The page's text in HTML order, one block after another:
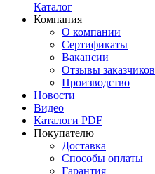
Каталог
Компания
О компании
Сертификаты
Вакансии
Отзывы заказчиков
Производство
Новости
Видео
Каталоги PDF
Покупателю
Доставка
Способы оплаты
Гарантия